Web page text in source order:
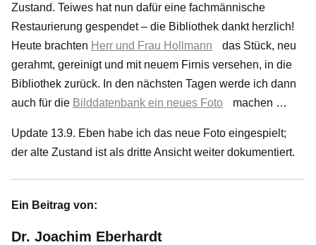
Zustand. Teiwes hat nun dafür eine fachmännische
Restaurierung gespendet ‒ die Bibliothek dankt herzlich!
Heute brachten Herr und Frau Hollmann
das Stück, neu
gerahmt, gereinigt und mit neuem Firnis versehen, in die
Bibliothek zurück. In den nächsten Tagen werde ich dann
auch für die Bilddatenbank ein neues Foto machen …
Update 13.9. Eben habe ich das neue Foto eingespielt;
der alte Zustand ist als dritte Ansicht weiter dokumentiert.
Ein Beitrag von:
Dr. Joachim Eberhardt